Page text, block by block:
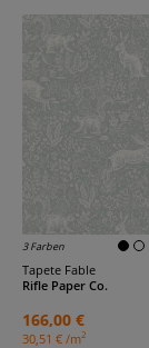
3 Farben
Tapete Fable
Rifle Paper Co.
166,00 €
30,51 € /m2